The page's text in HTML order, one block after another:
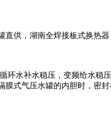
供，湖南全焊接板式换热
环水补水稳压，变频给水稳
式气压水罐的内胆时，密